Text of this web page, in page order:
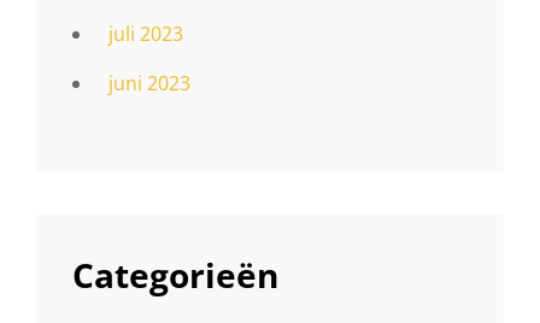
juli 2023
juni 2023
Categorieën